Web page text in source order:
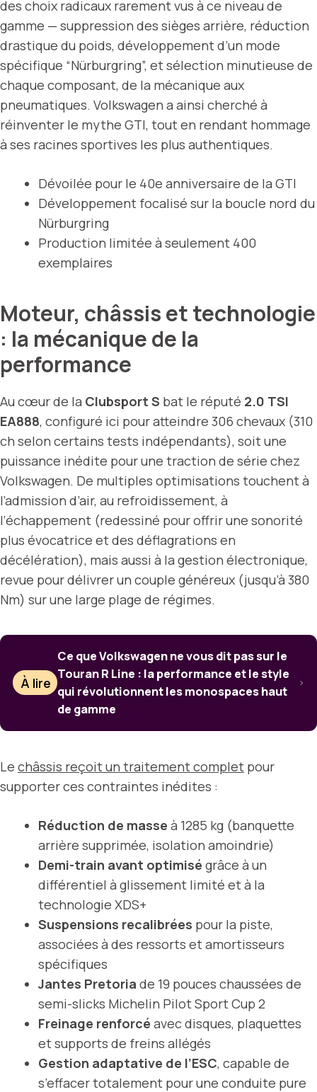
des choix radicaux rarement vus à ce niveau de
gamme — suppression des sièges arrière, réduction
drastique du poids, développement d’un mode
spécifique “Nürburgring”, et sélection minutieuse de
chaque composant, de la mécanique aux
pneumatiques. Volkswagen a ainsi cherché à
réinventer le mythe GTI, tout en rendant hommage
à ses racines sportives les plus authentiques.
Dévoilée pour le 40e anniversaire de la GTI
Développement focalisé sur la boucle nord du
Nürburgring
Production limitée à seulement 400
exemplaires
Moteur, châssis et technologie
: la mécanique de la
performance
Au cœur de la Clubsport S bat le réputé 2.0 TSI
EA888, configuré ici pour atteindre 306 chevaux (310
ch selon certains tests indépendants), soit une
puissance inédite pour une traction de série chez
Volkswagen. De multiples optimisations touchent à
l’admission d’air, au refroidissement, à
l’échappement (redessiné pour offrir une sonorité
plus évocatrice et des déflagrations en
décélération), mais aussi à la gestion électronique,
revue pour délivrer un couple généreux (jusqu’à 380
Nm) sur une large plage de régimes.
À lire
Ce que Volkswagen ne vous dit pas sur le
Touran R Line : la performance et le style
qui révolutionnent les monospaces haut
de gamme
Le châssis reçoit un traitement complet pour
supporter ces contraintes inédites :
Réduction de masse à 1285 kg (banquette
arrière supprimée, isolation amoindrie)
Demi-train avant optimisé grâce à un
différentiel à glissement limité et à la
technologie XDS+
Suspensions recalibrées pour la piste,
associées à des ressorts et amortisseurs
spécifiques
Jantes Pretoria de 19 pouces chaussées de
semi-slicks Michelin Pilot Sport Cup 2
Freinage renforcé avec disques, plaquettes
et supports de freins allégés
Gestion adaptative de l’ESC, capable de
s’effacer totalement pour une conduite pure